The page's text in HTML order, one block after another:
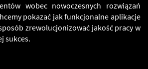
wobec nowoczesnych rozwiązań
pokazać jak funkcjonalne aplikacje
zrewolucjonizować jakość pracy w
sukces.